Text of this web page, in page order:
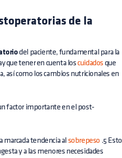
de la
del paciente, fundamental para la
que tener en cuenta loscuidados que
así como los cambios nutricionales en
factor importante en el post-
marcada tendencia al sobrepeso .5 Esto
y a las menores necesidades